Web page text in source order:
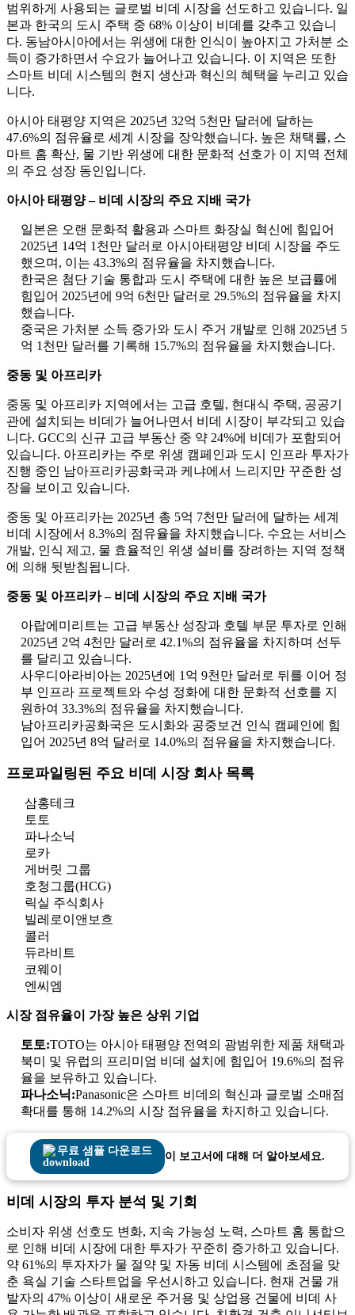
범위하게 사용되는 글로벌 비데 시장을 선도하고 있습니다. 일
본과 한국의 도시 주택 중 68% 이상이 비데를 갖추고 있습니
다. 동남아시아에서는 위생에 대한 인식이 높아지고 가처분 소
득이 증가하면서 수요가 늘어나고 있습니다. 이 지역은 또한
스마트 비데 시스템의 현지 생산과 혁신의 혜택을 누리고 있습
니다.
아시아 태평양 지역은 2025년 32억 5천만 달러에 달하는
47.6%의 점유율로 세계 시장을 장악했습니다. 높은 채택률, 스
마트 홈 확산, 물 기반 위생에 대한 문화적 선호가 이 지역 전체
의 주요 성장 동인입니다.
아시아 태평양 – 비데 시장의 주요 지배 국가
일본은 오랜 문화적 활용과 스마트 화장실 혁신에 힘입어
2025년 14억 1천만 달러로 아시아태평양 비데 시장을 주도
했으며, 이는 43.3%의 점유율을 차지했습니다.
한국은 첨단 기술 통합과 도시 주택에 대한 높은 보급률에
힘입어 2025년에 9억 6천만 달러로 29.5%의 점유율을 차지
했습니다.
중국은 가처분 소득 증가와 도시 주거 개발로 인해 2025년 5
억 1천만 달러를 기록해 15.7%의 점유율을 차지했습니다.
중동 및 아프리카
중동 및 아프리카 지역에서는 고급 호텔, 현대식 주택, 공공기
관에 설치되는 비데가 늘어나면서 비데 시장이 부각되고 있습
니다. GCC의 신규 고급 부동산 중 약 24%에 비데가 포함되어
있습니다. 아프리카는 주로 위생 캠페인과 도시 인프라 투자가
진행 중인 남아프리카공화국과 케냐에서 느리지만 꾸준한 성
장을 보이고 있습니다.
중동 및 아프리카는 2025년 총 5억 7천만 달러에 달하는 세계
비데 시장에서 8.3%의 점유율을 차지했습니다. 수요는 서비스
개발, 인식 제고, 물 효율적인 위생 설비를 장려하는 지역 정책
에 의해 뒷받침됩니다.
중동 및 아프리카 – 비데 시장의 주요 지배 국가
아랍에미리트는 고급 부동산 성장과 호텔 부문 투자로 인해
2025년 2억 4천만 달러로 42.1%의 점유율을 차지하며 선두
를 달리고 있습니다.
사우디아라비아는 2025년에 1억 9천만 달러로 뒤를 이어 정
부 인프라 프로젝트와 수성 정화에 대한 문화적 선호를 지
원하여 33.3%의 점유율을 차지했습니다.
남아프리카공화국은 도시화와 공중보건 인식 캠페인에 힘
입어 2025년 8억 달러로 14.0%의 점유율을 차지했습니다.
프로파일링된 주요 비데 시장 회사 목록
삼홍테크
토토
파나소닉
로카
게버릿 그룹
호청그룹(HCG)
릭실 주식회사
빌레로이앤보흐
콜러
듀라비트
코웨이
엔씨엠
시장 점유율이 가장 높은 상위 기업
토토:TOTO는 아시아 태평양 전역의 광범위한 제품 채택과
북미 및 유럽의 프리미엄 비데 설치에 힘입어 19.6%의 점유
율을 보유하고 있습니다.
파나소닉:Panasonic은 스마트 비데의 혁신과 글로벌 소매점
확대를 통해 14.2%의 시장 점유율을 차지하고 있습니다.
무료 샘플 다운로드 이 보고서에 대해 더 알아보세요.
비데 시장의 투자 분석 및 기회
소비자 위생 선호도 변화, 지속 가능성 노력, 스마트 홈 통합으
로 인해 비데 시장에 대한 투자가 꾸준히 증가하고 있습니다.
약 61%의 투자자가 물 절약 및 자동 비데 시스템에 초점을 맞
춘 욕실 기술 스타트업을 우선시하고 있습니다. 현재 건물 개
발자의 47% 이상이 새로운 주거용 및 상업용 건물에 비데 사